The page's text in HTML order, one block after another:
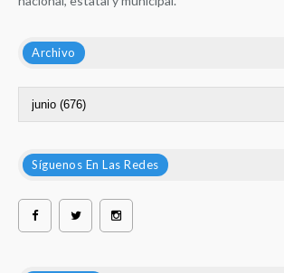
Archivo
Síguenos En Las Redes